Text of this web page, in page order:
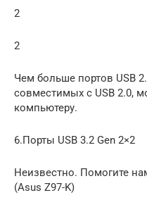
2
2
Чем больше портов USB
совместимых с USB 2.0,
компьютеру.
6.Порты USB 3.2 Gen 2×2
Неизвестно. Помогите
(Asus Z97-K)